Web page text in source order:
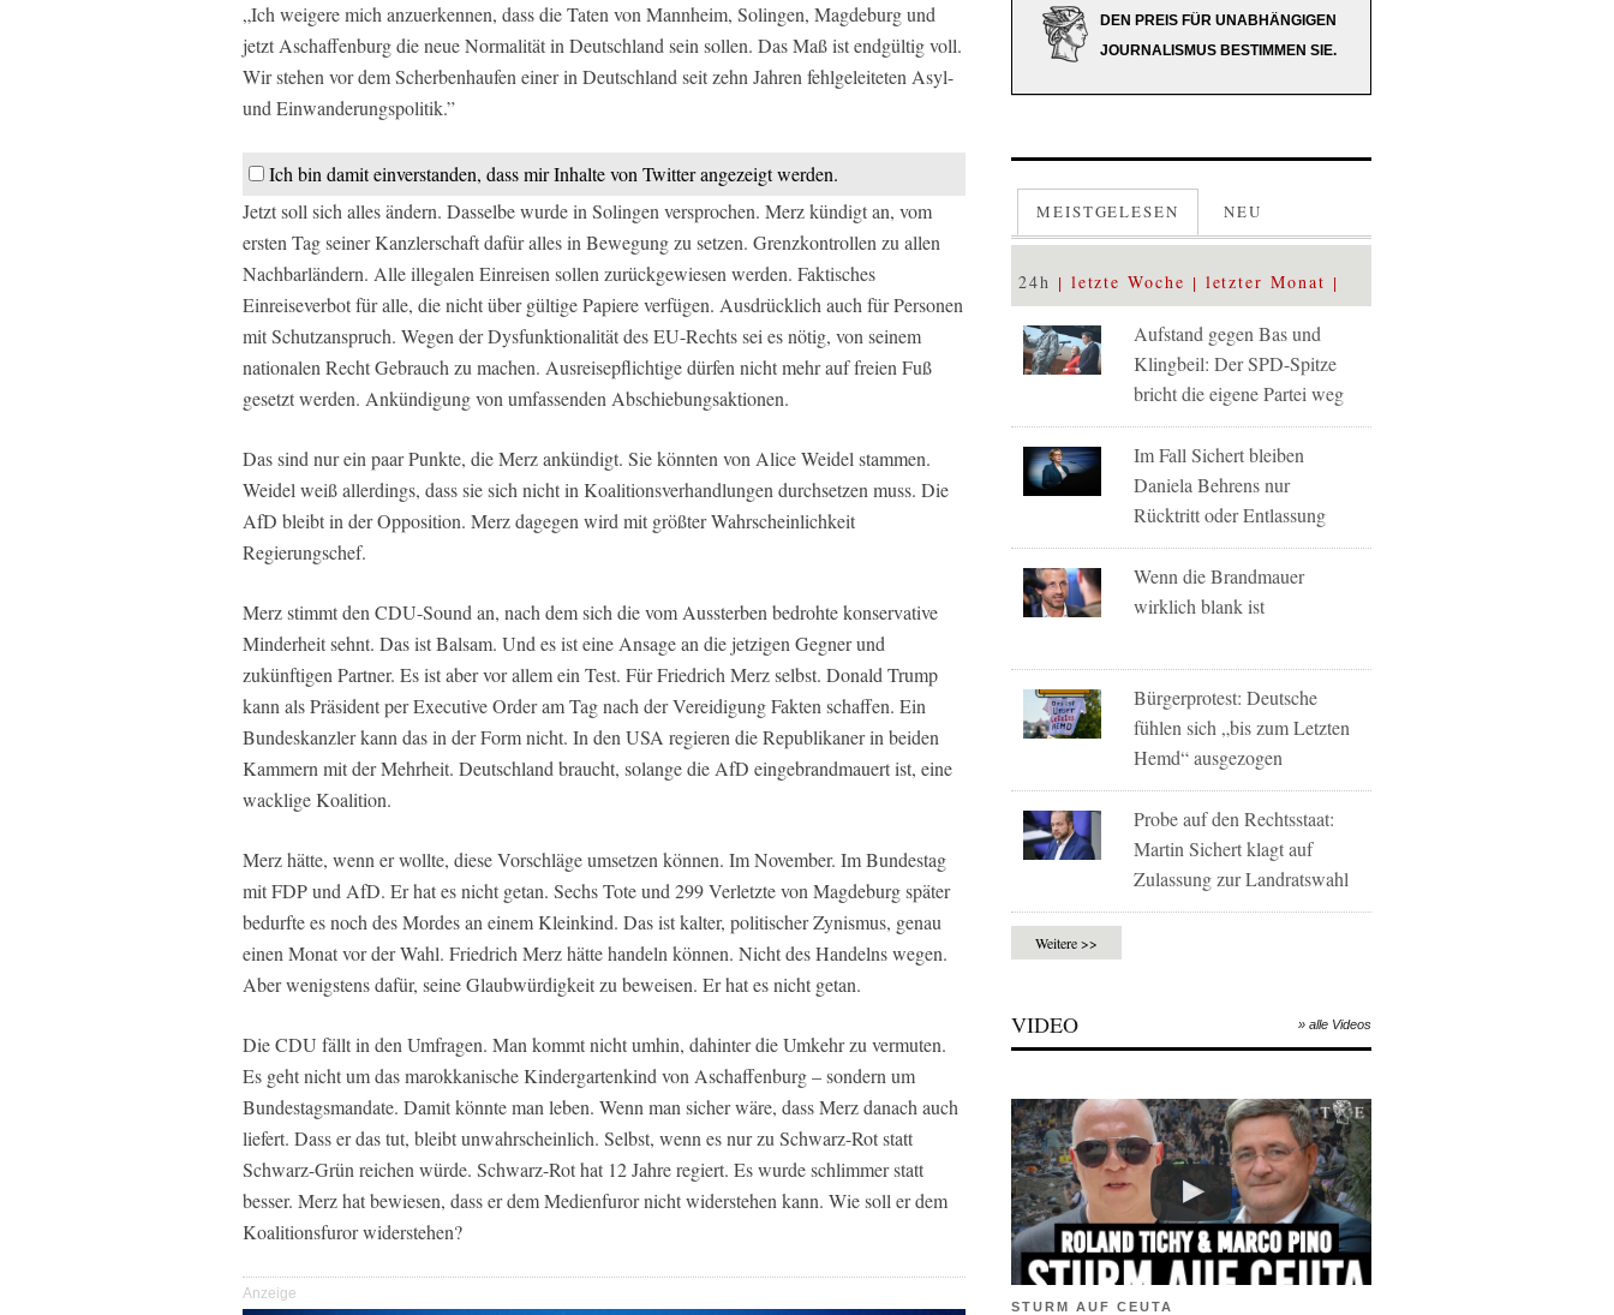
„Ich weigere mich anzuerkennen, dass die Taten von Mannheim, Solingen, Magdeburg und
jetzt Aschaffenburg die neue Normalität in Deutschland sein sollen. Das Maß ist endgültig voll.
Wir stehen vor dem Scherbenhaufen einer in Deutschland seit zehn Jahren fehlgeleiteten Asyl-
und Einwanderungspolitik.”
Ich bin damit einverstanden, dass mir Inhalte von Twitter angezeigt werden.
Jetzt soll sich alles ändern. Dasselbe wurde in Solingen versprochen. Merz kündigt an, vom
ersten Tag seiner Kanzlerschaft dafür alles in Bewegung zu setzen. Grenzkontrollen zu allen
Nachbarländern. Alle illegalen Einreisen sollen zurückgewiesen werden. Faktisches
Einreiseverbot für alle, die nicht über gültige Papiere verfügen. Ausdrücklich auch für Personen
mit Schutzanspruch. Wegen der Dysfunktionalität des EU-Rechts sei es nötig, von seinem
nationalen Recht Gebrauch zu machen. Ausreisepflichtige dürfen nicht mehr auf freien Fuß
gesetzt werden. Ankündigung von umfassenden Abschiebungsaktionen.
Das sind nur ein paar Punkte, die Merz ankündigt. Sie könnten von Alice Weidel stammen.
Weidel weiß allerdings, dass sie sich nicht in Koalitionsverhandlungen durchsetzen muss. Die
AfD bleibt in der Opposition. Merz dagegen wird mit größter Wahrscheinlichkeit
Regierungschef.
Merz stimmt den CDU-Sound an, nach dem sich die vom Aussterben bedrohte konservative
Minderheit sehnt. Das ist Balsam. Und es ist eine Ansage an die jetzigen Gegner und
zukünftigen Partner. Es ist aber vor allem ein Test. Für Friedrich Merz selbst. Donald Trump
kann als Präsident per Executive Order am Tag nach der Vereidigung Fakten schaffen. Ein
Bundeskanzler kann das in der Form nicht. In den USA regieren die Republikaner in beiden
Kammern mit der Mehrheit. Deutschland braucht, solange die AfD eingebrandmauert ist, eine
wacklige Koalition.
Merz hätte, wenn er wollte, diese Vorschläge umsetzen können. Im November. Im Bundestag
mit FDP und AfD. Er hat es nicht getan. Sechs Tote und 299 Verletzte von Magdeburg später
bedurfte es noch des Mordes an einem Kleinkind. Das ist kalter, politischer Zynismus, genau
einen Monat vor der Wahl. Friedrich Merz hätte handeln können. Nicht des Handelns wegen.
Aber wenigstens dafür, seine Glaubwürdigkeit zu beweisen. Er hat es nicht getan.
Die CDU fällt in den Umfragen. Man kommt nicht umhin, dahinter die Umkehr zu vermuten.
Es geht nicht um das marokkanische Kindergartenkind von Aschaffenburg – sondern um
Bundestagsmandate. Damit könnte man leben. Wenn man sicher wäre, dass Merz danach auch
liefert. Dass er das tut, bleibt unwahrscheinlich. Selbst, wenn es nur zu Schwarz-Rot statt
Schwarz-Grün reichen würde. Schwarz-Rot hat 12 Jahre regiert. Es wurde schlimmer statt
besser. Merz hat bewiesen, dass er dem Medienfuror nicht widerstehen kann. Wie soll er dem
Koalitionsfuror widerstehen?
Anzeige
DEN PREIS FÜR UNABHÄNGIGEN
JOURNALISMUS BESTIMMEN SIE.
MEISTGELESEN NEU
24h letzte Woche letzter Monat
Aufstand gegen Bas und
Klingbeil: Der SPD-Spitze
bricht die eigene Partei weg
Im Fall Sichert bleiben
Daniela Behrens nur
Rücktritt oder Entlassung
Wenn die Brandmauer
wirklich blank ist
Bürgerprotest: Deutsche
fühlen sich „bis zum Letzten
Hemd“ ausgezogen
Probe auf den Rechtsstaat:
Martin Sichert klagt auf
Zulassung zur Landratswahl
Weitere >>
VIDEO » alle Videos
STURM AUF CEUTA